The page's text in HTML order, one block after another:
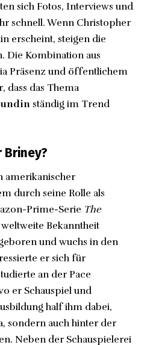
sich Fotos, Interviews und
schnell. Wenn Christopher
erscheint, steigen die
Die Kombination aus
Präsenz und öffentlichem
dass das Thema
ständig im Trend
amerikanischer
durch seine Rolle als
Prime-Serie The
Bekanntheit
und wuchs in den
er sich für
an der Pace
er Schauspiel und
half ihm dabei,
sondern auch hinter der
Neben der Schauspielerei